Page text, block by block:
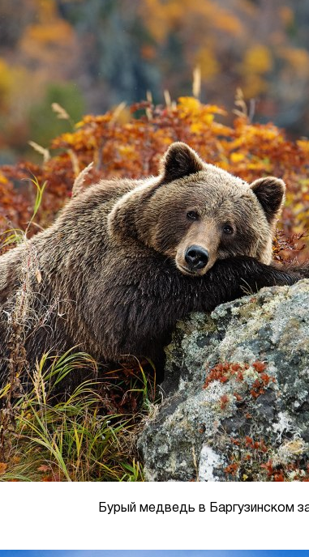
Бурый медведь в Баргузинском